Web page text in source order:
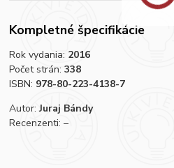
Kompletné špecifikácie
Rok vydania: 2016
Počet strán:338
ISBN: 978-80-223-4138-7
Autor: Juraj Bándy
Recenzenti: –